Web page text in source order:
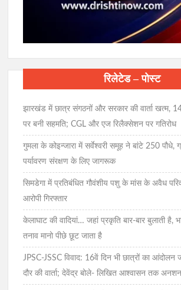
रिलेटेड – पोस्ट
झारखंड में छात्र संगठनों और सरकार की वार्ता खत्म,
पर बनी सहमति; CGL और एज रिलैक्सेशन पर गतिरोध
गुमला के कोइन्जारा में सर्वेश्वरी समूह ने बांटे 250 पौधे,
पर्यावरण संरक्षण के लिए जागरूक
सिमडेगा में प्रतिबंधित गौवंशीय पशु के मांस के अवैध
आरोपी गिरफ्तार
केलाघाट की वादियां… जहां प्रकृति बार-बार बुलाती है,
तनाव मानो पीछे छूट जाता है
JPSC-JSSC विवाद: 16वें दिन भी छात्रों का आंदोलन
दौर की वार्ता; देवेंद्र बोले- लिखित आश्वासन तक